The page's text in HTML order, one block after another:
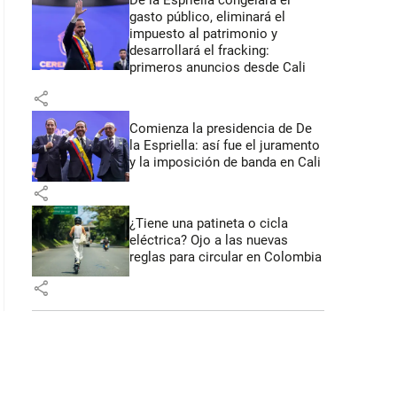
gasto público, eliminará el
impuesto al patrimonio y
desarrollará el fracking:
primeros anuncios desde Cali
share
Comienza la presidencia de De
la Espriella: así fue el juramento
y la imposición de banda en Cali
share
¿Tiene una patineta o cicla
eléctrica? Ojo a las nuevas
reglas para circular en Colombia
share